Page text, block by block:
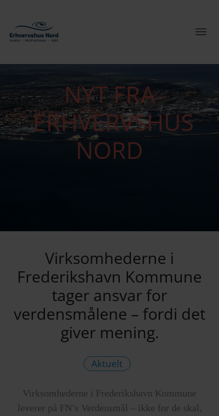
NYT FRA
ERHVERVSHUS
NORD
Virksomhederne i
Frederikshavn Kommune
tager ansvar for
verdensmålene – fordi det
giver mening.
Aktuelt
Virksomhederne i Frederikshavn Kommune
leverer på FN’s Verdensmål – ikke for de skal,